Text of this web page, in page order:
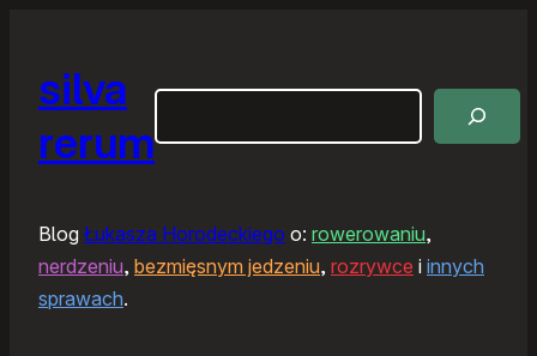
silva
rerum
Blog Łukasza Horodeckiego o: rowerowaniu,
nerdzeniu, bezmięsnym jedzeniu, rozrywce i innych
sprawach.